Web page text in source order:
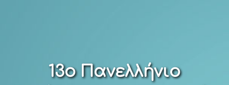
13ο Πανελλήνιο